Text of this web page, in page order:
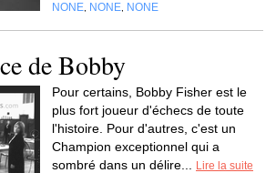
NONE NONE NONE
de Bobby
Pour certains, Bobby Fisher est le
plus fort joueur d'échecs de toute
l'histoire. Pour d'autres, c'est un
Champion exceptionnel qui a
sombré dans un délire...
Lire la suite